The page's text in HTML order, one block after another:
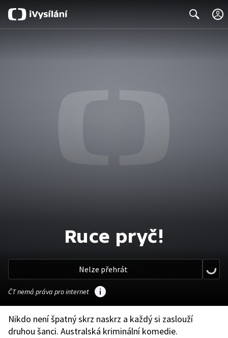
Ruce pryč!
Nelze přehrát
ČT nemá práva pro internet
Nikdo není špatný skrz naskrz a každý si zaslouží
druhou šanci. Australská kriminální komedie.